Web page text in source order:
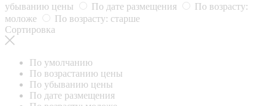
убыванию цены
По дате размещения
По возрасту:
моложе
По возрасту: старше
Сортировка
По умолчанию
По возрастанию цены
По убыванию цены
По дате размещения